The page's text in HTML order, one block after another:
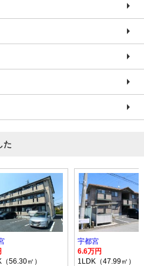
た
56.30㎡）
宇都宮
6.6万円
1LDK（47.99㎡）